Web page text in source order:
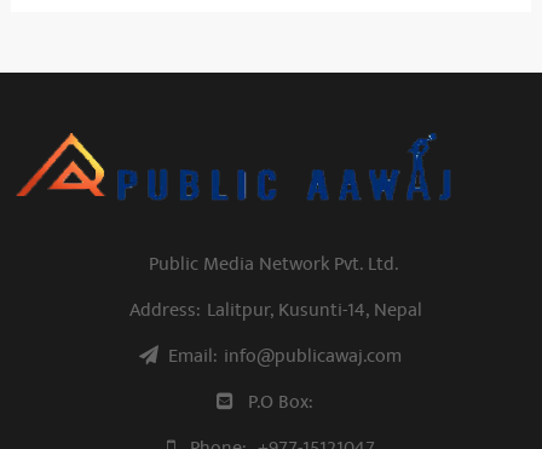
Public Media Network Pvt. Ltd.
Address: Lalitpur, Kusunti-14, Nepal
Email: info@publicawaj.com
P.O Box: